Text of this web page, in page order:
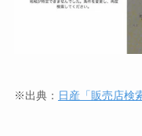
※出典： 日産「販売店検